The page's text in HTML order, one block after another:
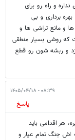
و راه رو برای
برداری و بی
و مانع تراشی ها و
که روشی بسیار منطقی
زد و ربشه شون رو قطع
۰۸:۳۹ - ۱۴۰۵/۰۴/۱۸
پاسخ
هر اقدامی باید
اش جنگ تمام عیار و